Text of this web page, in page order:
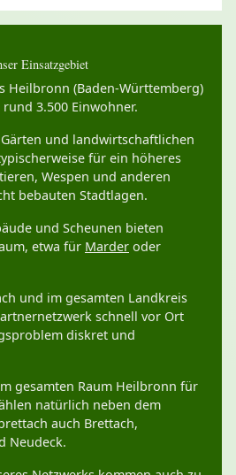
Einsatzgebiet
Heilbronn (Baden-Württemberg)
3.500 Einwohner.
und landwirtschaftlichen
für ein höheres
Wespen und anderen
bebauten Stadtlagen.
und Scheunen bieten
etwa für Marder oder
und im gesamten Landkreis
schnell vor Ort
diskret und
gesamten Raum Heilbronn für
natürlich neben dem
auch Brettach,
Neudeck.